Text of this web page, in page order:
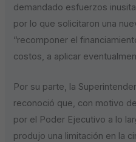
demandado esfuerzos
por lo que solicitaron una
“recomponer el
costos, a aplicar
Por su parte, la
reconoció que, con motivo
por el Poder Ejecutivo a lo
produjo una limitación en la